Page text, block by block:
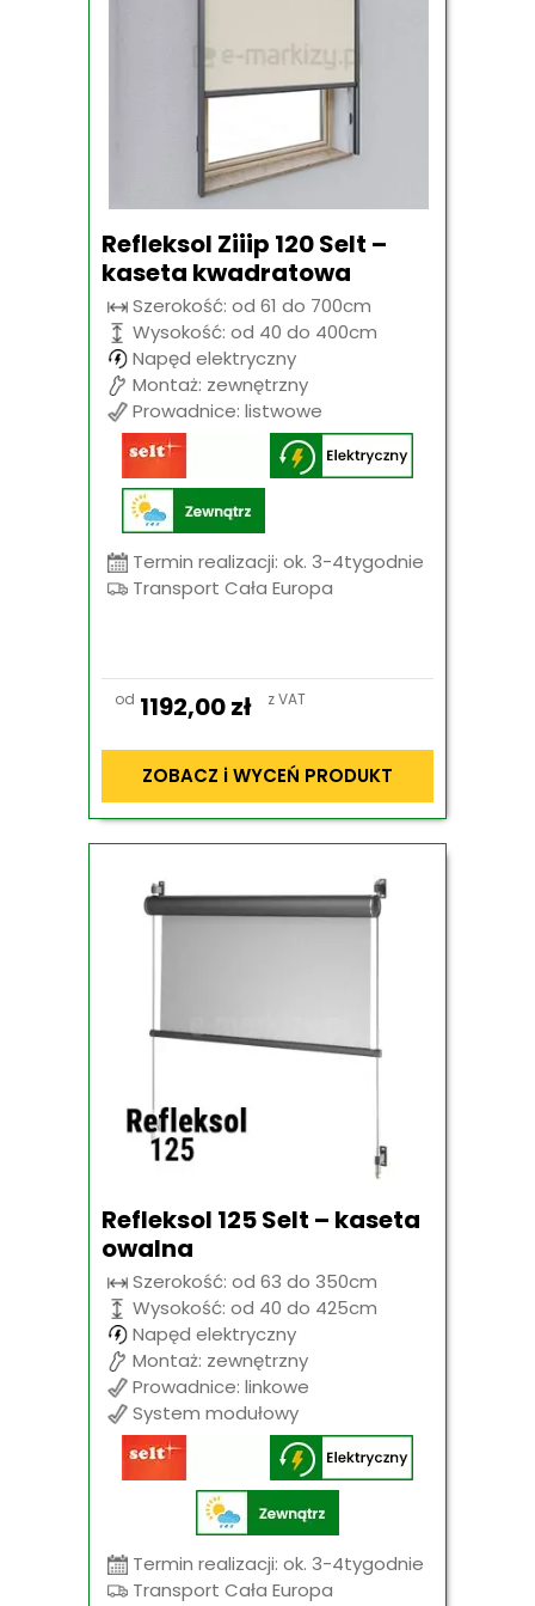
Refleksol Ziiip 120 Selt –
kaseta kwadratowa
Szerokość: od 61 do 700cm
Wysokość: od 40 do 400cm
Napęd elektryczny
Montaż: zewnętrzny
Prowadnice: listwowe
Termin realizacji: ok. 3-4tygodnie
Transport Cała Europa
od 1192,00zł z VAT
ZOBACZ i WYCEŃ PRODUKT
Refleksol 125 Selt – kaseta
owalna
Szerokość: od 63 do 350cm
Wysokość: od 40 do 425cm
Napęd elektryczny
Montaż: zewnętrzny
Prowadnice: linkowe
System modułowy
Termin realizacji: ok. 3-4tygodnie
Transport Cała Europa